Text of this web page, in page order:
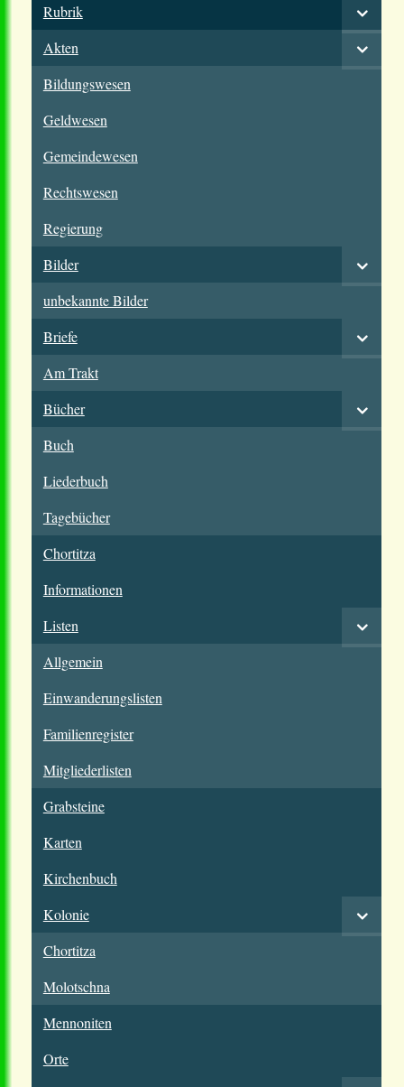
Rubrik
Akten
Bildungswesen
Geldwesen
Gemeindewesen
Rechtswesen
Regierung
Bilder
unbekannte Bilder
Briefe
Am Trakt
Bücher
Buch
Liederbuch
Tagebücher
Chortitza
Informationen
Listen
Allgemein
Einwanderungslisten
Familienregister
Mitgliederlisten
Grabsteine
Karten
Kirchenbuch
Kolonie
Chortitza
Molotschna
Mennoniten
Orte